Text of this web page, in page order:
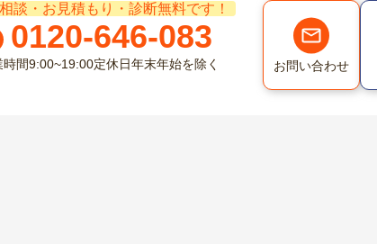
談・お見積もり・診断無料です！
0120-646-083
時間9:00~19:00定休日年末年始を除く お問い合わせ